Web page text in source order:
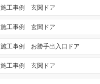
施工事例 玄関ドア
施工事例 玄関ドア
施工事例 お勝手出入口ドア
施工事例 玄関ドア